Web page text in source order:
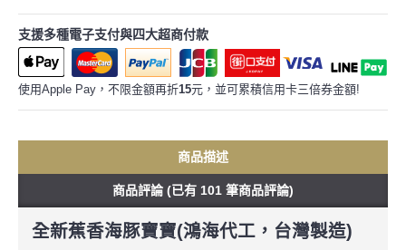
支援多種電子支付與四大超商付款
使用Apple Pay，不限金額再折15元，並可累積信用卡三倍券金額!
商品描述
商品評論 (已有 101 筆商品評論)
全新蕉香海豚寶寶(鴻海代工，台灣製造)